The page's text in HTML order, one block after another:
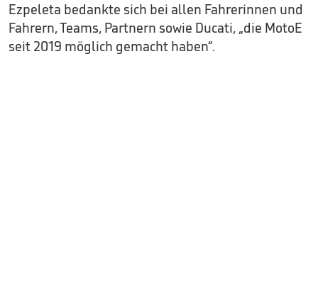
Ezpeleta bedankte sich bei allen Fahrerinnen und
Fahrern, Teams, Partnern sowie Ducati, „die MotoE
seit 2019 möglich gemacht haben“.